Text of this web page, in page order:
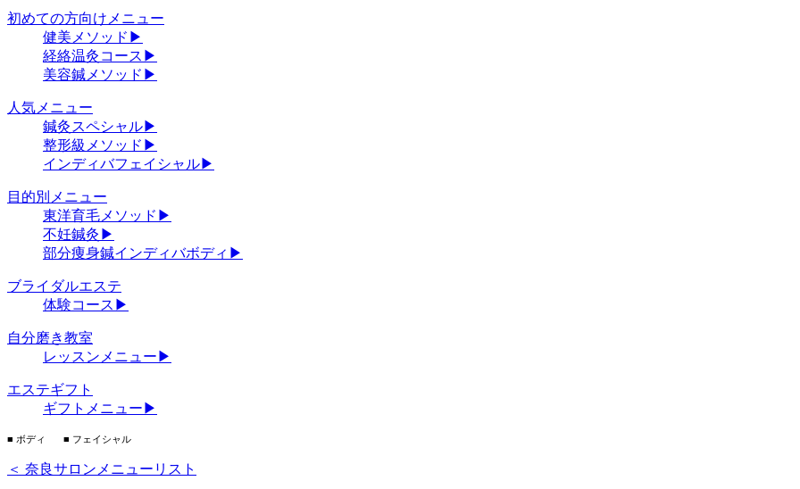
初めての方向けメニュー
健美メソッド ▶
経絡温灸コース ▶
美容鍼メソッド ▶
人気メニュー
鍼灸スペシャル▶
整形級メソッド ▶
インディバフェイシャル▶
目的別メニュー
東洋育毛メソッド ▶
不妊鍼灸 ▶
部分痩身鍼インディバボディ ▶
ブライダルエステ
体験コース ▶
自分磨き教室
レッスンメニュー ▶
エステギフト
ギフトメニュー ▶
■ ボディ ■ フェイシャル
＜ 奈良サロンメニューリスト